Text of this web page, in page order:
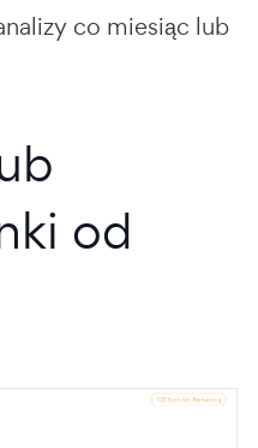
co miesiąc lub
od